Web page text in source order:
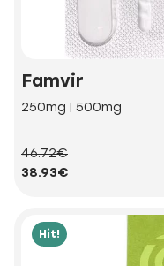
Famvir
250mg | 500mg
46.72€
38.93€
Hit!